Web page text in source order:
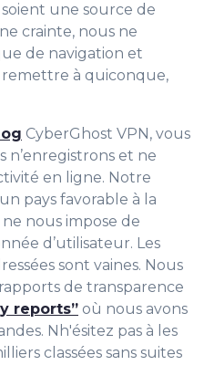
une source de
crainte, nous ne
de navigation et
remettre à quiconque,
CyberGhost VPN, vous
n’enregistrons et ne
en ligne. Notre
pays favorable à la
nous impose de
d’utilisateur. Les
sont vaines. Nous
de transparence
reports” où nous avons
Nh'ésitez pas à les
classées sans suites